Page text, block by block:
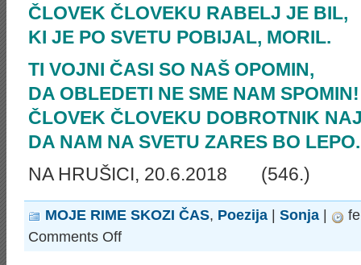
ČLOVEK ČLOVEKU RABELJ JE BIL,
KI JE PO SVETU POBIJAL, MORIL.
TI VOJNI ČASI SO NAŠ OPOMIN,
DA OBLEDETI NE SME NAM
ČLOVEK ČLOVEKU DOBROTNIK
DA NAM NA SVETU ZARES BO LEPO.
NA HRUŠICI, 20.6.2018 (546.)
MOJE RIME SKOZI ČAS, Poezija Sonja
Comments Offon